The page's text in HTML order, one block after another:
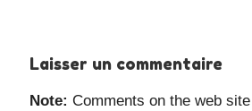
Laisser un commentaire
Note: Comments on the web